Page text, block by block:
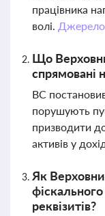
працівника
волі. Джерело
Що
спрямовані
ВС
порушують
призводити
активів у
Як
реквізитів?